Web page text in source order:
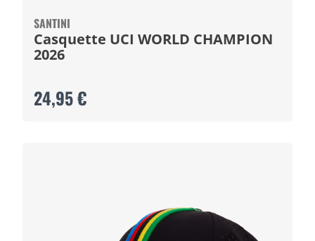
SANTINI
Casquette UCI WORLD CHAMPION
2026
24,95 €